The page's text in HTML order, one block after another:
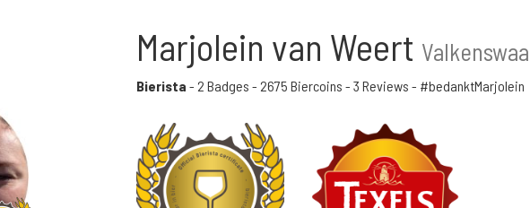
Marjolein van Weert
Bierista - 2 Badges - 2675 Biercoins - 3 Reviews - #bedanktMarjolein